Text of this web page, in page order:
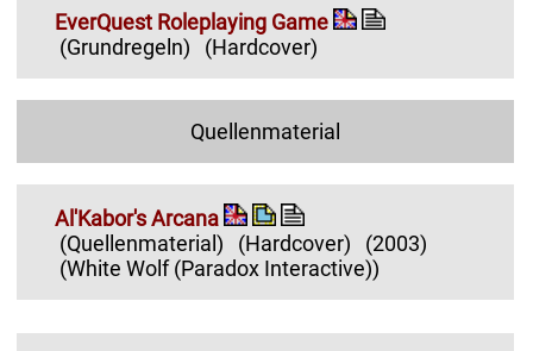
EverQuest Roleplaying Game
(Grundregeln)
(Hardcover)
Quellenmaterial
Al'Kabor's Arcana
(Quellenmaterial)
(Hardcover)
(2003)
(White Wolf (Paradox Interactive))